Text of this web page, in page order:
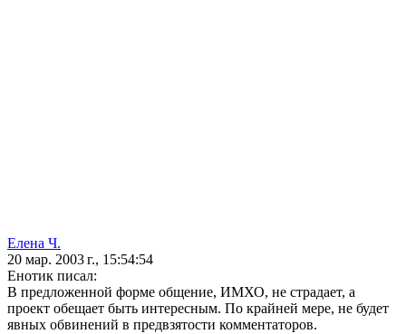
Елена Ч.
20 мар. 2003 г., 15:54:54
Енотик писал:
В предложенной форме общение, ИМХО, не страдает, а
проект обещает быть интересным. По крайней мере, не будет
явных обвинений в предвзятости комментаторов.